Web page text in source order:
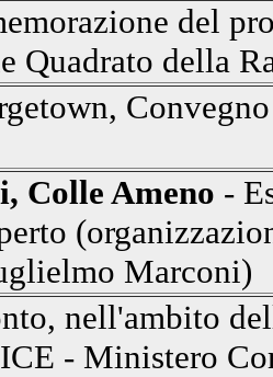
del
Quadrato della
Colle Ameno -
Marconi)
nell'ambito
- Ministero